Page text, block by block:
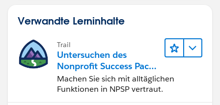
Verwandte Lerninhalte
Trail
Untersuchen des
Nonprofit Success Pack
(NPSP)
Machen Sie sich mit alltäglichen
Funktionen in NPSP vertraut.